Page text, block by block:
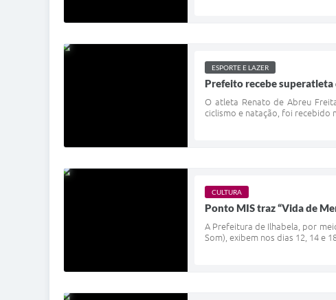
ESPORTE E LAZER
Prefeito recebe
O atleta Renato de Abreu
ciclismo e natação, foi recebido
CULTURA
Ponto MIS traz “Vida de
A Prefeitura de Ilhabela, por
Som), exibem nos dias 12, 14 e